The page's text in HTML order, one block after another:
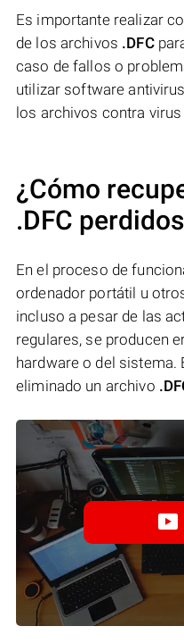
Es importante realizar
de los archivos .DFC
caso de fallos o
utilizar software
los archivos contra
¿Cómo
.DFC
En el proceso de
ordenador portátil u
incluso a pesar de las
regulares, se producen
hardware o del sistema.
eliminado un archivo